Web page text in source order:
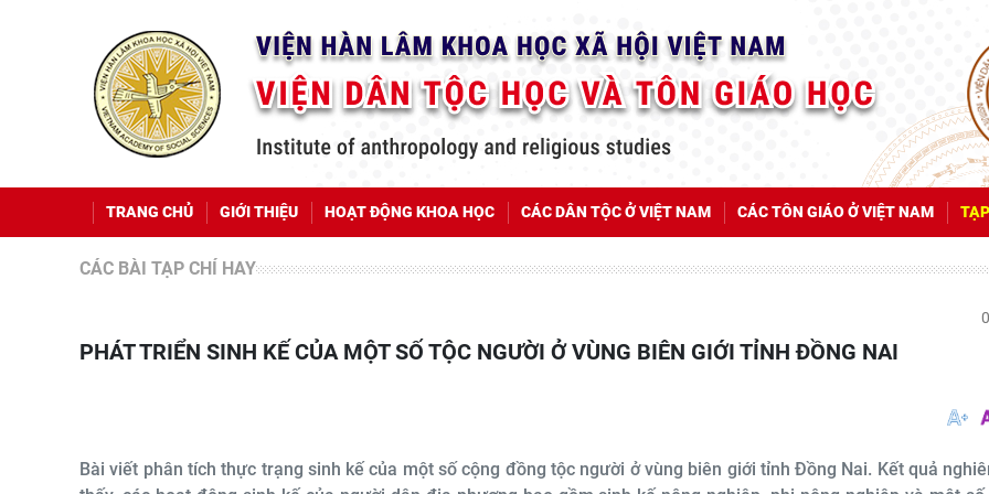
TRANG CHỦ GIỚI THIỆU HOẠT ĐỘNG KHOA HỌC CÁC DÂN TỘC Ở VIỆT NAM CÁC TÔN GIÁO Ở VIỆT NAM
CÁC BÀI TẠP CHÍ HAY
PHÁT TRIỂN SINH KẾ CỦA MỘT SỐ TỘC NGƯỜI Ở VÙNG BIÊN GIỚI TỈNH ĐỒNG NAI
Bài viết phân tích thực trạng sinh kế của một số cộng đồng tộc người ở vùng biên giới tỉnh Đồng Nai. Kết quả